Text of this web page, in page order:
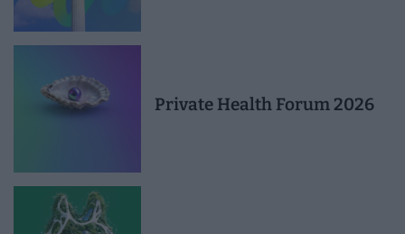
Private Health Forum 2026